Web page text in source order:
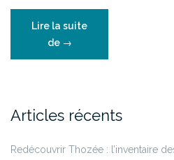
Lire la suite
de “La
Gouvernance
→
Articles récents
Redécouvrir Thozée : l’inventaire